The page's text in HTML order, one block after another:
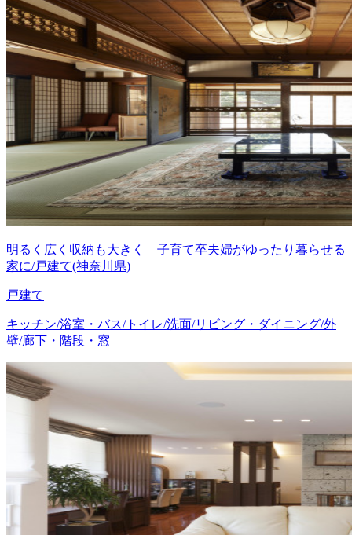
明るく広く収納も大きく 子育て卒夫婦がゆったり暮らせる
家に/戸建て(神奈川県)
戸建て
キッチン/浴室・バス/トイレ/洗面/リビング・ダイニング/外
壁/廊下・階段・窓